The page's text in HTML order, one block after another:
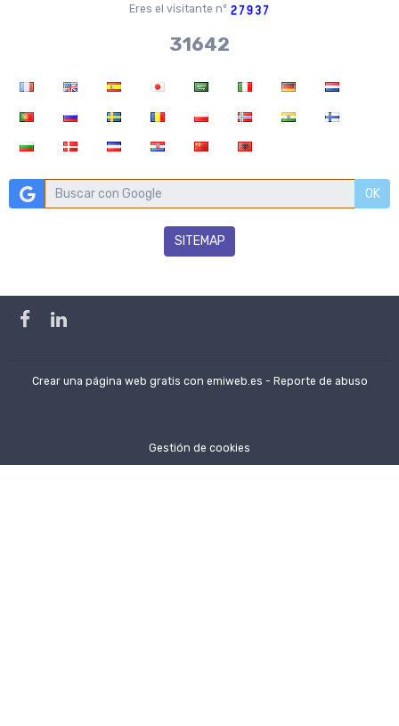
Eres el visitante nº
36704
OK
SITEMAP
Crear una página web gratis con emiweb.es - Reporte de abuso
Gestión de cookies